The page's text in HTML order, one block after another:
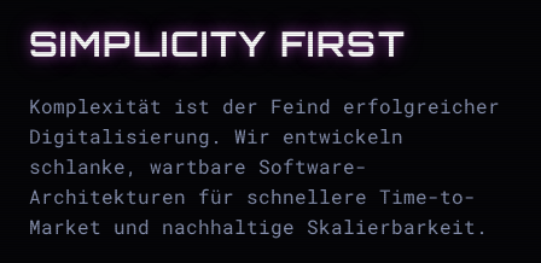
SIMPLICITY FIRST
Komplexität ist der Feind erfolgreicher
Digitalisierung. Wir entwickeln
schlanke, wartbare Software-
Architekturen für schnellere Time-to-
Market und nachhaltige Skalierbarkeit.